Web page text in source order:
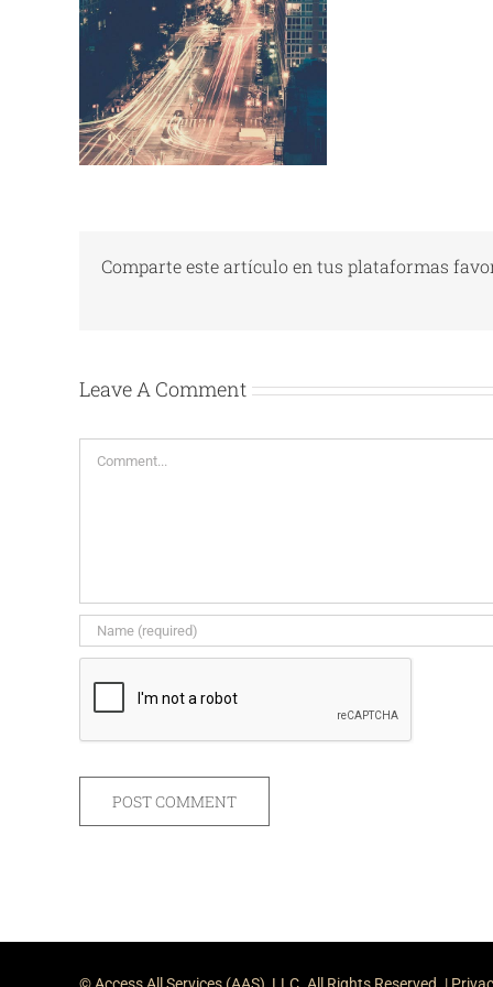
Comparte este artículo en tus plataformas
Leave A Comment